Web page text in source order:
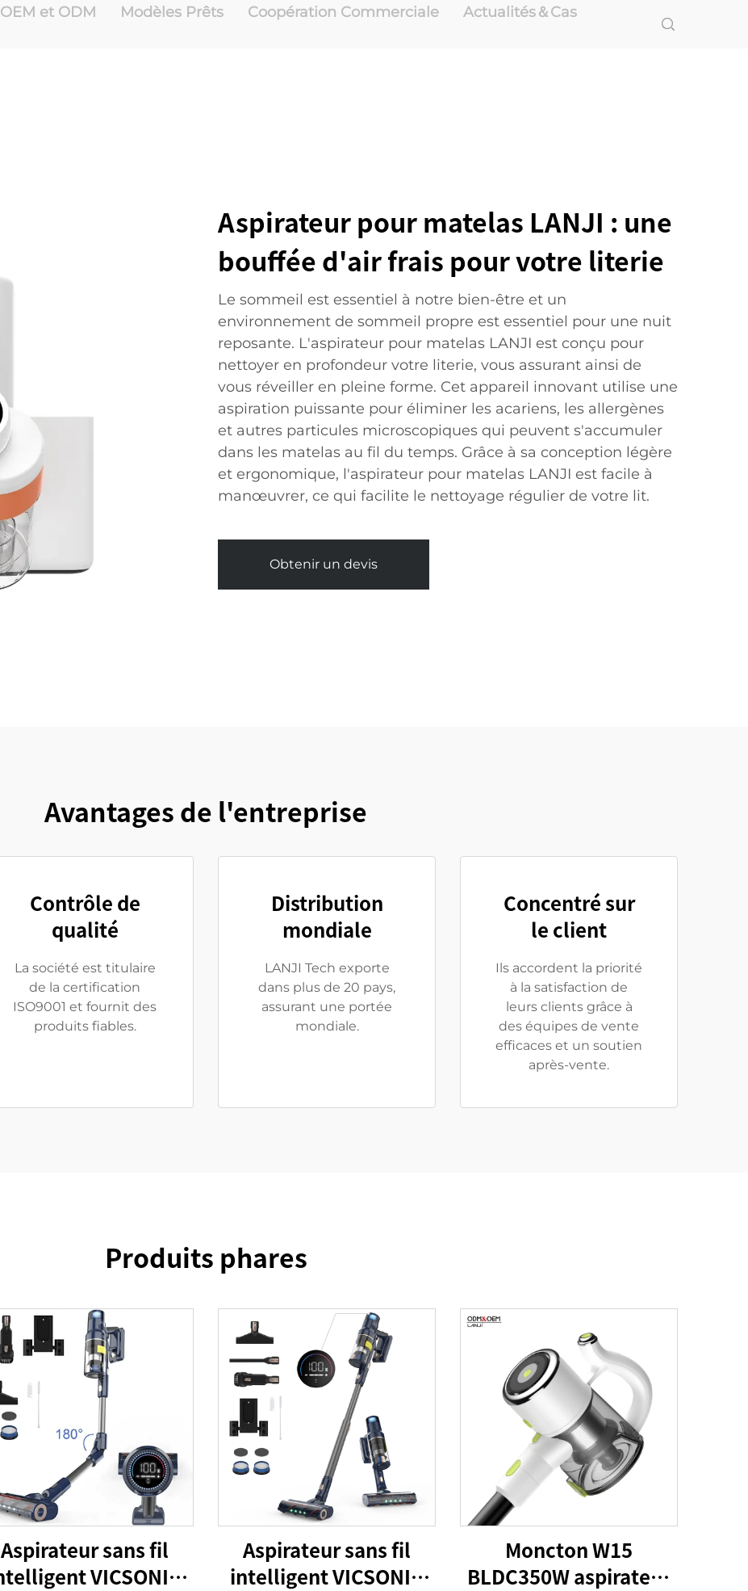
et ODM Modèles Prêts Coopération Commerciale
Actualités＆Cas
Aspirateur pour matelas LANJI : une
bouffée d'air frais pour votre literie
Le sommeil est essentiel à notre bien-être et un
environnement de sommeil propre est essentiel pour une nuit
reposante. L'aspirateur pour matelas LANJI est conçu pour
nettoyer en profondeur votre literie, vous assurant ainsi de
vous réveiller en pleine forme. Cet appareil innovant utilise une
aspiration puissante pour éliminer les acariens, les allergènes
et autres particules microscopiques qui peuvent s'accumuler
dans les matelas au fil du temps. Grâce à sa conception légère
et ergonomique, l'aspirateur pour matelas LANJI est facile à
manœuvrer, ce qui facilite le nettoyage régulier de votre lit.
Obtenir un devis
Avantages de l'entreprise
Contrôle de
qualité
La société est titulaire
de la certification
ISO9001 et fournit des
produits fiables.
Distribution
mondiale
LANJI Tech exporte
dans plus de 20 pays,
assurant une portée
mondiale.
Concentré sur
le client
Ils accordent la priorité
à la satisfaction de
leurs clients grâce à
des équipes de vente
efficaces et un soutien
après-vente.
Produits phares
Aspirateur sans fil
VICSONIC
Aspirateur sans fil
intelligent VICSONIC
Moncton W15
BLDC350W aspirateur